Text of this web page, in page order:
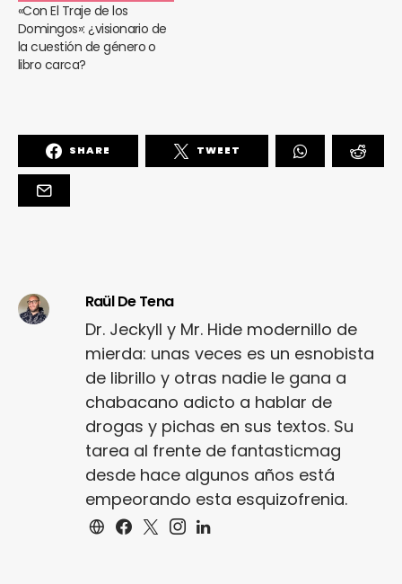
«Con El Traje de los
Domingos»: ¿visionario de
la cuestión de género o
libro carca?
SHARE TWEET
Raül De Tena
Dr. Jeckyll y Mr. Hide modernillo de
mierda: unas veces es un esnobista
de librillo y otras nadie le gana a
chabacano adicto a hablar de
drogas y pichas en sus textos. Su
tarea al frente de fantasticmag
desde hace algunos años está
empeorando esta esquizofrenia.